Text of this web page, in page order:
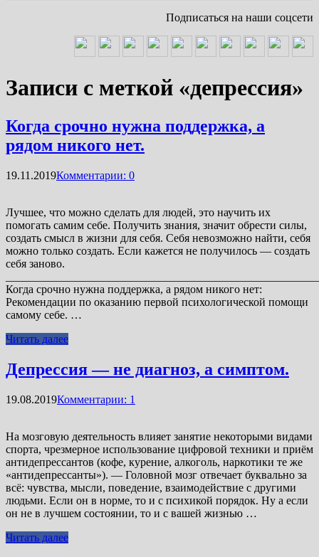
Подписаться на наши соцсети
Записи с меткой «депрессия»
Когда срочно нужна поддержка, а
рядом никого нет.
19.11.2019Комментарии: 0
Лучшее, что можно сделать для людей, это научить их
помогать самим себе. Получить знания, значит обрести силы,
создать смысл в жизни для себя. Себя невозможно найти, себя
можно только создать. Если кажется не получилось — создать
себя заново.
Когда срочно нужна поддержка, а рядом никого нет:
Рекомендации по оказанию первой психологической помощи
самому себе. …
Читать далее
Депрессия — не диагноз, а симптом.
19.08.2019Комментарии: 1
На мозговую деятельность влияет занятие некоторыми видами
спорта, чрезмерное использование цифровой техники и приём
антидепрессантов (кофе, курение, алкоголь, наркотики те же
«антидепрессанты»). — Головной мозг отвечает буквально за
всё: чувства, мысли, поведение, взаимодействие с другими
людьми. Если он в норме, то и с психикой порядок. Ну а если
он не в лучшем состоянии, то и с вашей жизнью …
Читать далее